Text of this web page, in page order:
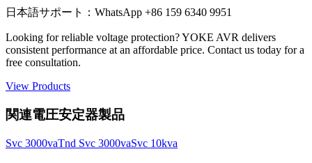
日本語サポート：WhatsApp +86 159 6340 9951
Looking for reliable voltage protection? YOKE AVR delivers
consistent performance at an affordable price. Contact us today for a
free consultation.
View Products
関連電圧安定器製品
Svc 3000vaTnd Svc 3000vaSvc 10kva